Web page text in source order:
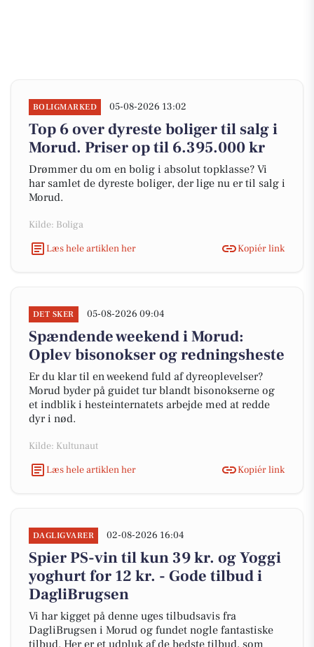
BOLIGMARKED 05-08-2026 13:02
Top 6 over dyreste boliger til salg i
Morud. Priser op til 6.395.000 kr
Drømmer du om en bolig i absolut topklasse? Vi
har samlet de dyreste boliger, der lige nu er til salg i
Morud.
Kilde: Boliga
Læs hele artiklen her
Kopiér link
DET SKER 05-08-2026 09:04
Spændende weekend i Morud:
Oplev bisonokser og redningsheste
Er du klar til en weekend fuld af dyreoplevelser?
Morud byder på guidet tur blandt bisonokserne og
et indblik i hesteinternatets arbejde med at redde
dyr i nød.
Kilde: Kultunaut
Læs hele artiklen her
Kopiér link
DAGLIGVARER 02-08-2026 16:04
Spier PS-vin til kun 39 kr. og Yoggi
yoghurt for 12 kr. - Gode tilbud i
DagliBrugsen
Vi har kigget på denne uges tilbudsavis fra
DagliBrugsen i Morud og fundet nogle fantastiske
tilbud. Her er et udpluk af de bedste tilbud, som